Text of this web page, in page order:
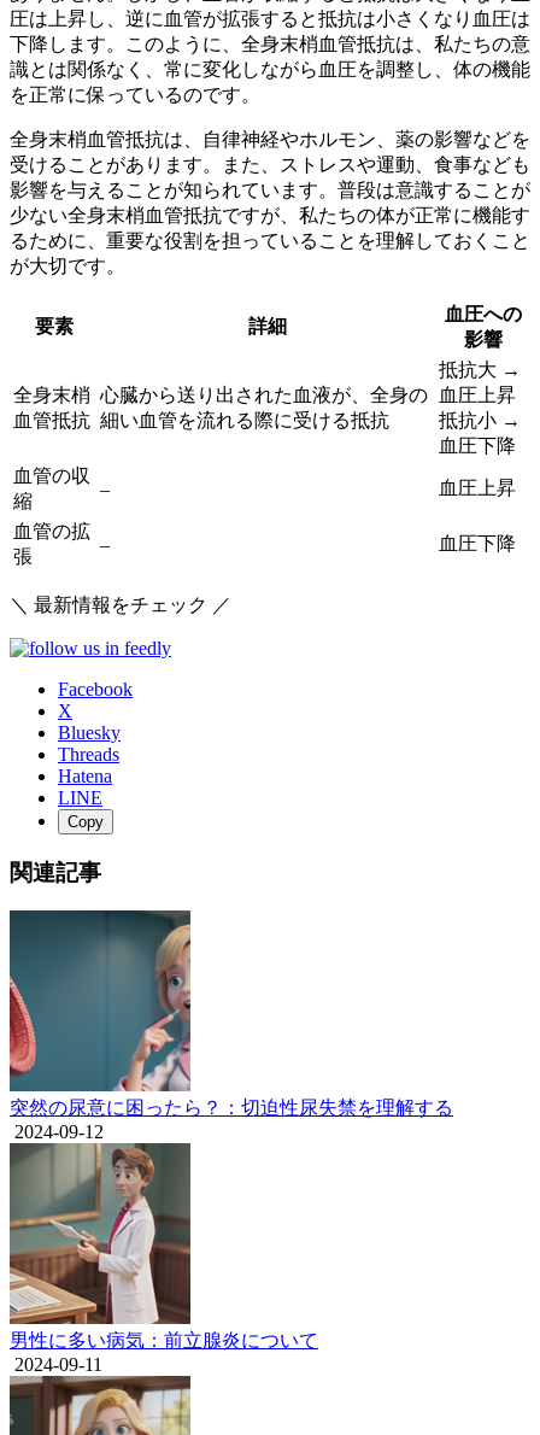
圧は上昇し、逆に 血管が拡張すると抵抗は小さくなり血圧は
下降 します。このように、全身末梢血管抵抗は、私たちの意
識とは関係なく、常に変化しながら血圧を調整し、体の機能
を正常に保っているのです。
全身末梢血管抵抗は、自律神経やホルモン、薬の影響などを
受けることがあります。また、ストレスや運動、食事なども
影響を与えることが知られています。普段は意識することが
少ない全身末梢血管抵抗ですが、 私たちの体が正常に機能す
るために、重要な役割を担っている ことを理解しておくこと
が大切です。
要素 詳細
血圧への
影響
全身末梢
血管抵抗
心臓から送り出された血液が、全身の
細い血管を流れる際に受ける抵抗
抵抗大 →
血圧上昇
抵抗小 →
血圧下降
血管の収
縮
– 血圧上昇
血管の拡
張
– 血圧下降
＼ 最新情報をチェック ／
Facebook
X
Bluesky
Threads
Hatena
LINE
Copy
関連記事
突然の尿意に困ったら？：切迫性尿失禁を理解する
2024-09-12
男性に多い病気：前立腺炎について
2024-09-11